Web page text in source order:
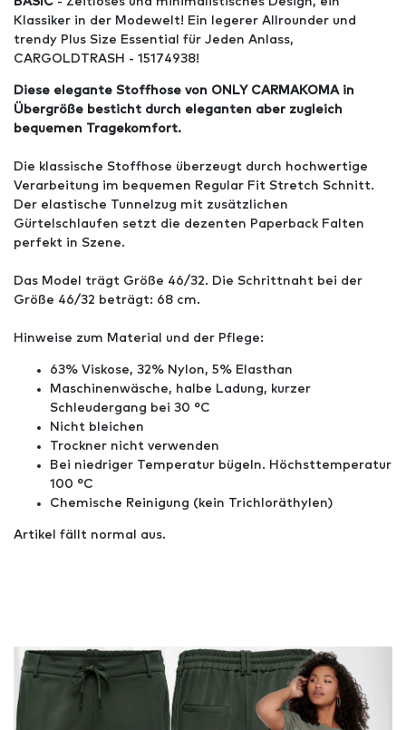
Klassiker in der Modewelt! Ein legerer Allrounder und
trendy Plus Size Essential für Jeden Anlass,
CARGOLDTRASH - 15174938!
Diese elegante Stoffhose von ONLY CARMAKOMA in
Übergröße besticht durch eleganten aber zugleich
bequemen Tragekomfort.
Die klassische Stoffhose überzeugt durch hochwertige
Verarbeitung im bequemen Regular Fit Stretch Schnitt.
Der elastische Tunnelzug mit zusätzlichen
Gürtelschlaufen setzt die dezenten Paperback Falten
perfekt in Szene.
Das Model trägt Größe 46/32. Die Schrittnaht bei der
Größe 46/32 beträgt: 68 cm.
Hinweise zum Material und der Pflege:
63% Viskose, 32% Nylon, 5% Elasthan
Maschinenwäsche, halbe Ladung, kurzer
Schleudergang bei 30 °C
Nicht bleichen
Trockner nicht verwenden
Bei niedriger Temperatur bügeln. Höchsttemperatur
100 °C
Chemische Reinigung (kein Trichloräthylen)
Artikel fällt normal aus.